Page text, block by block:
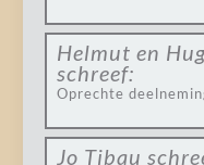
Helmut en
schreef:
Oprechte
Jo Tibau